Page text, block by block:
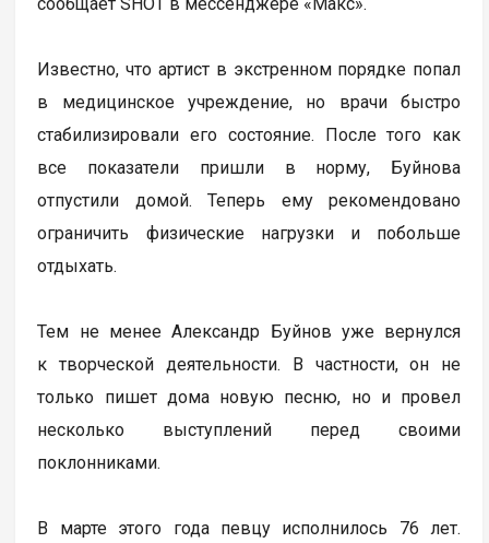
сообщает SHOT в мессенджере «Макс».
Известно, что артист в экстренном порядке попал
в медицинское учреждение, но врачи быстро
стабилизировали его состояние. После того как
все показатели пришли в норму, Буйнова
отпустили домой. Теперь ему рекомендовано
ограничить физические нагрузки и побольше
отдыхать.
Тем не менее Александр Буйнов уже вернулся
к творческой деятельности. В частности, он не
только пишет дома новую песню, но и провел
несколько выступлений перед своими
поклонниками.
В марте этого года певцу исполнилось 76 лет.